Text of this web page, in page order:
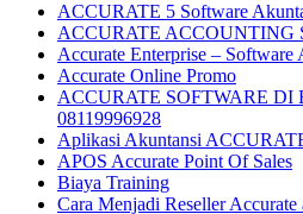
ACCURATE 5 Software
ACCURATE ACCOUNTING
Accurate Enterprise –
Accurate Online Promo
ACCURATE SOFTWARE
08119996928
Aplikasi Akuntansi
APOS Accurate Point Of Sales
Biaya Training
Cara Menjadi Reseller